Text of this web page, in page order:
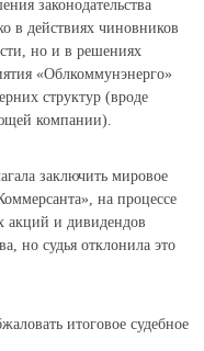
законодательства
в действиях чиновников
но и в решениях
«Облкоммунэнерго»
структур (вроде
компании).
заключить мировое
на процессе
акций и дивидендов
но судья отклонила это
итоговое судебное